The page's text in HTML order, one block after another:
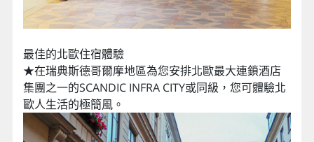
最佳的北歐住宿體驗
★在瑞典斯德哥爾摩地區為您安排北歐最大連鎖酒店
集團之一的SCANDIC INFRA CITY或同級，您可體驗北
歐人生活的極簡風。